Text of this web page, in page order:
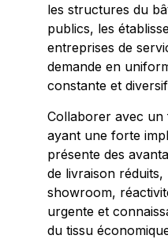
les structures du
publics, les
entreprises de
demande en
constante et
Collaborer avec
ayant une forte
présente des
de livraison réduits,
showroom,
urgente et
du tissu